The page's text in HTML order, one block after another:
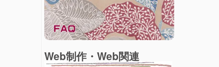
Web制作・Web関連